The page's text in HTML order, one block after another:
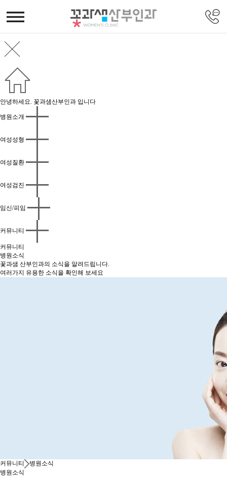
안녕하세요. 꽃과샘산부인과 입니다
병원소개
여성성형
여성질환
여성검진
임신/피임
커뮤니티
커뮤니티
병원소식
꽃과샘 산부인과의 소식을 알려드립니다.
여러가지 유용한 소식을 확인해 보세요
커뮤니티
병원소식
병원소식